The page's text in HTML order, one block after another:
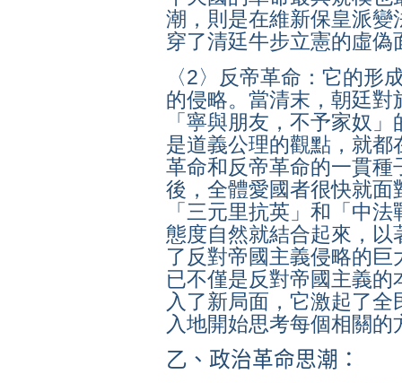
潮，則是在維新保皇派
穿了清廷牛步立憲的虛偽
〈2〉反帝革命：它的形
的侵略。當清末，朝廷
「寧與朋友，不予家奴
是道義公理的觀點，就
革命和反帝革命的一貫
後，全體愛國者很快就
「三元里抗英」和「中
態度自然就結合起來，
了反對帝國主義侵略的
已不僅是反對帝國主義
入了新局面，它激起了
入地開始思考每個相關的
乙、政治革命思潮：